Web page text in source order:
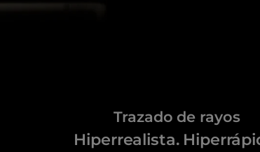
Trazado de rayos
Hiperrealista.